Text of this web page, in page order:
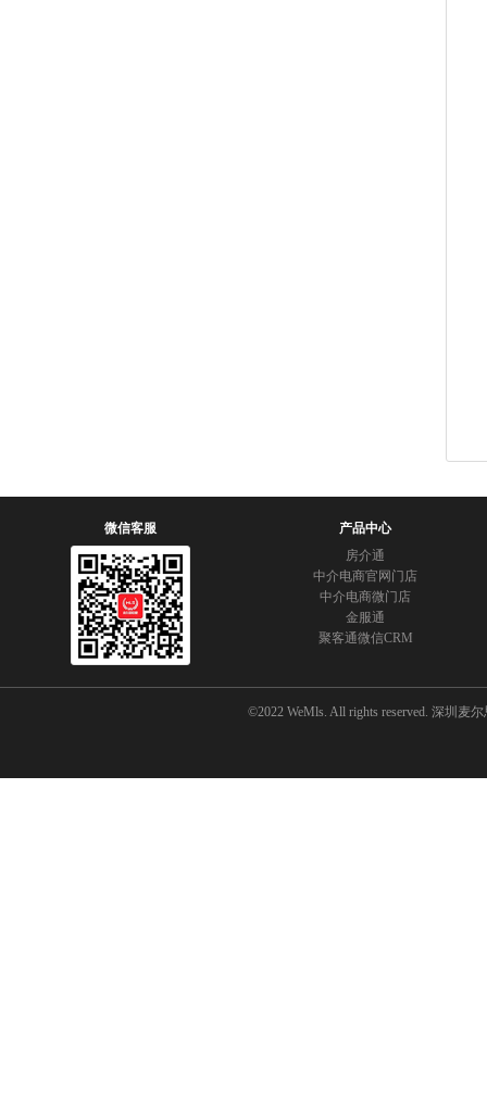
微信客服
产品中心
房介通
中介电商官网门店
中介电商微门店
金服通
聚客通微信CRM
©2022 WeMls. All rights reserved. 深圳麦尔